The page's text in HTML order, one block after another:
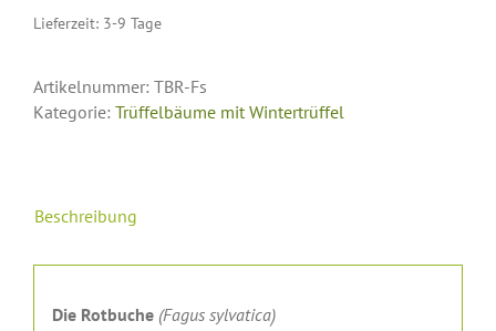
Lieferzeit: 3-9 Tage
Artikelnummer: TBR-Fs
Kategorie: Trüffelbäume mit Wintertrüffel
Beschreibung
Die Rotbuche (Fagus sylvatica)